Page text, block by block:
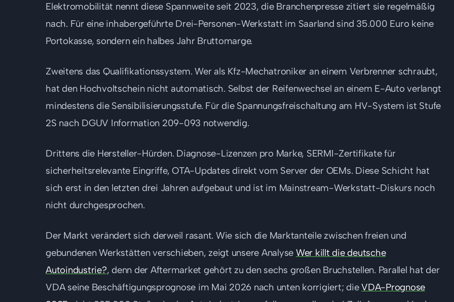
Elektromobilität nennt diese Spannweite seit 2023, die Branchenpresse zitiert sie regelmäßig
nach. Für eine inhabergeführte Drei-Personen-Werkstatt im Saarland sind 35.000 Euro keine
Portokasse, sondern ein halbes Jahr Bruttomarge.
Zweitens das Qualifikationssystem. Wer als Kfz-Mechatroniker an einem Verbrenner schraubt,
hat den Hochvoltschein nicht automatisch. Selbst der Reifenwechsel an einem E-Auto verlangt
mindestens die Sensibilisierungsstufe. Für die Spannungsfreischaltung am HV-System ist Stufe
2S nach DGUV Information 209-093 notwendig.
Drittens die Hersteller-Hürden. Diagnose-Lizenzen pro Marke, SERMI-Zertifikate für
sicherheitsrelevante Eingriffe, OTA-Updates direkt vom Server der OEMs. Diese Schicht hat
sich erst in den letzten drei Jahren aufgebaut und ist im Mainstream-Werkstatt-Diskurs noch
nicht durchgesprochen.
Der Markt verändert sich derweil rasant. Wie sich die Marktanteile zwischen freien und
gebundenen Werkstätten verschieben, zeigt unsere Analyse Wer killt die deutsche
Autoindustrie?, denn der Aftermarket gehört zu den sechs großen Bruchstellen. Parallel hat der
VDA seine Beschäftigungsprognose im Mai 2026 nach unten korrigiert; dieVDA-Prognose